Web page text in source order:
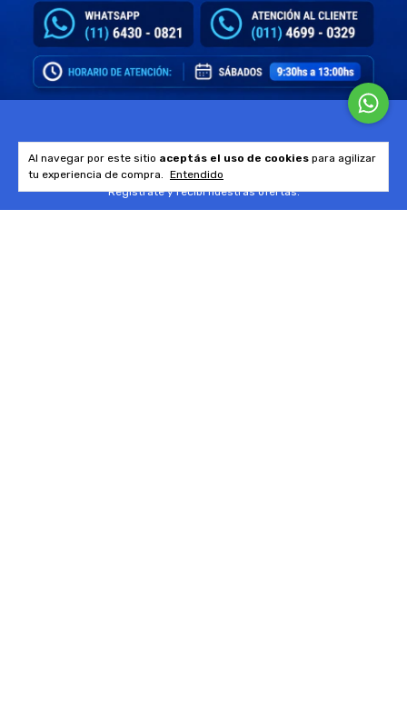
Al navegar por este sitio aceptás el uso de cookies para agilizar
tu experiencia de compra. Entendido
Newsletter
Registrate y recibí nuestras ofertas.